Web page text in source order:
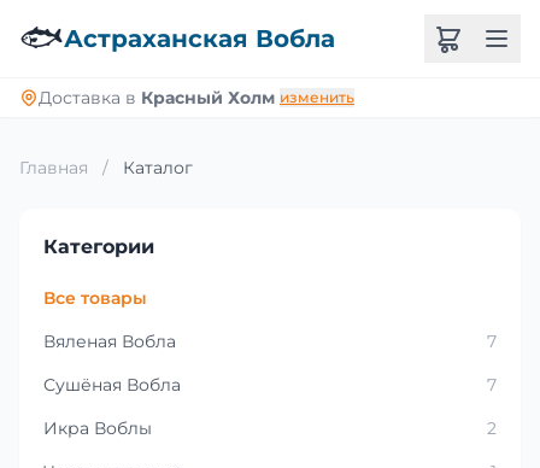
🐟Астраханская Вобла
Доставка в Красный Холм изменить
Главная / Каталог
Категории
Все товары
Вяленая Вобла
7
Сушёная Вобла
7
Икра Воблы
2